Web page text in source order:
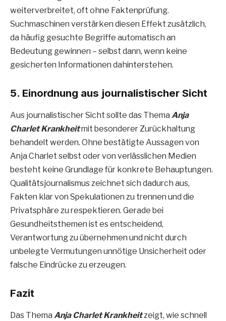
weiterverbreitet, oft ohne Faktenprüfung.
Suchmaschinen verstärken diesen Effekt zusätzlich,
da häufig gesuchte Begriffe automatisch an
Bedeutung gewinnen – selbst dann, wenn keine
gesicherten Informationen dahinterstehen.
5. Einordnung aus journalistischer Sicht
Aus journalistischer Sicht sollte das Thema Anja
Charlet Krankheitmit besonderer Zurückhaltung
behandelt werden. Ohne bestätigte Aussagen von
Anja Charlet selbst oder von verlässlichen Medien
besteht keine Grundlage für konkrete Behauptungen.
Qualitätsjournalismus zeichnet sich dadurch aus,
Fakten klar von Spekulationen zu trennen und die
Privatsphäre zu respektieren. Gerade bei
Gesundheitsthemen ist es entscheidend,
Verantwortung zu übernehmen und nicht durch
unbelegte Vermutungen unnötige Unsicherheit oder
falsche Eindrücke zu erzeugen.
Fazit
Das Thema Anja Charlet Krankheitzeigt, wie schnell